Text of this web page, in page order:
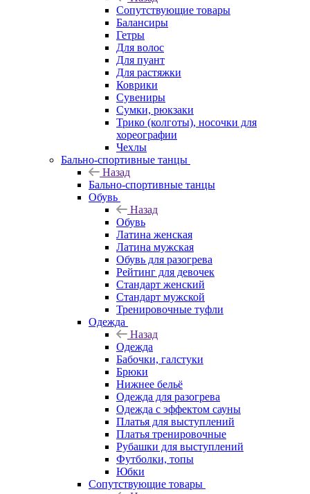
Сопутствующие товары
Балансиры
Гетры
Для волос
Для пуант
Для растяжки
Коврики
Сувениры
Сумки, рюкзаки
Трико (колготы), носочки для
хореографии
Чехлы
Бально-спортивные танцы
Назад
Бально-спортивные танцы
Обувь
Назад
Обувь
Латина женская
Латина мужская
Обувь для разогрева
Рейтинг для девочек
Стандарт женский
Стандарт мужской
Тренировочные туфли
Одежда
Назад
Одежда
Бабочки, галстуки
Брюки
Нижнее бельё
Одежда для разогрева
Одежда с эффектом сауны
Платья для выступлений
Платья тренировочные
Рубашки для выступлений
Футболки, топы
Юбки
Сопутствующие товары